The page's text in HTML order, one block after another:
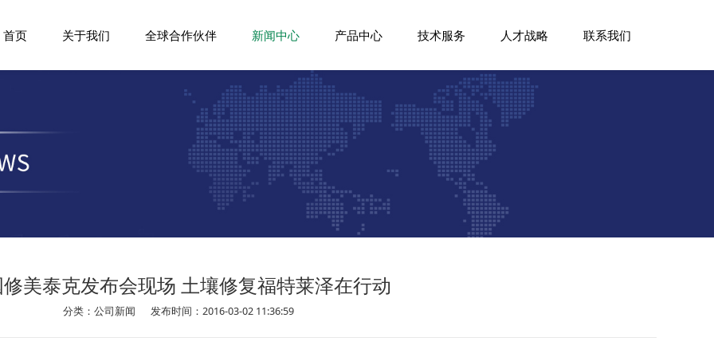
首页 关于我们 全球合作伙伴 新闻中心 产品中心 技术服务 人才战略 联系我们
美泰克发布会现场 土壤修复福特莱泽在行动
分类：公司新闻 发布时间：2016-03-02 11:36:59